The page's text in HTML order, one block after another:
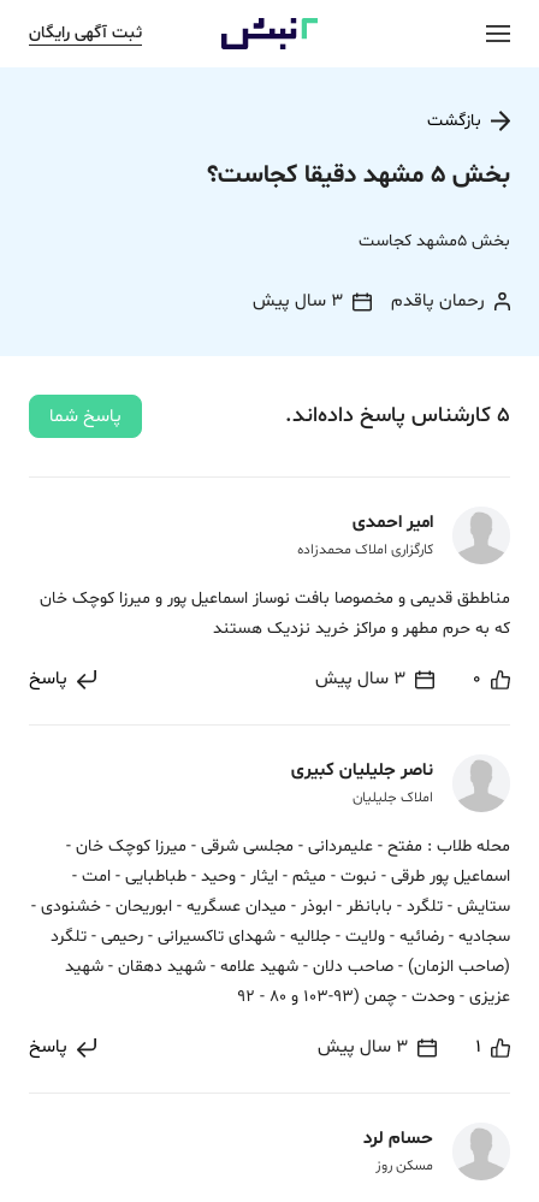
ثبت آگهی رایگان
بازگشت
بخش 5 مشهد دقیقا کجاست؟
بخش 5مشهد کجاست
رحمان پاقدم 3 سال پیش
5 کارشناس پاسخ داده‌اند. پاسخ شما
امیر احمدی
کارگزاری املاک محمدزاده
مناططق قدیمی و مخصوصا بافت نوساز اسماعیل پور و میرزا کوچک خان
که به حرم مطهر و مراکز خرید نزدیک هستند
0 3 سال پیش پاسخ
ناصر جلیلیان کبیری
املاک جلیلیان
محله طلاب : مفتح - علیمردانی - مجلسی شرقی - میرزا کوچک خان -
اسماعیل پور طرقی - نبوت - میثم - ایثار - وحید - طباطبایی - امت -
ستایش - تلگرد - بابانظر - ابوذر - میدان عسگریه - ابوریحان - خشنودی -
سجادیه - رضائیه - ولایت - جلالیه - شهدای تاکسیرانی - رحیمی - تلگرد
(صاحب الزمان) - صاحب دلان - شهید علامه - شهید دهقان - شهید
عزیزی - وحدت - چمن (93-103 و 80 - 92
1 3 سال پیش پاسخ
حسام لرد
مسکن روز